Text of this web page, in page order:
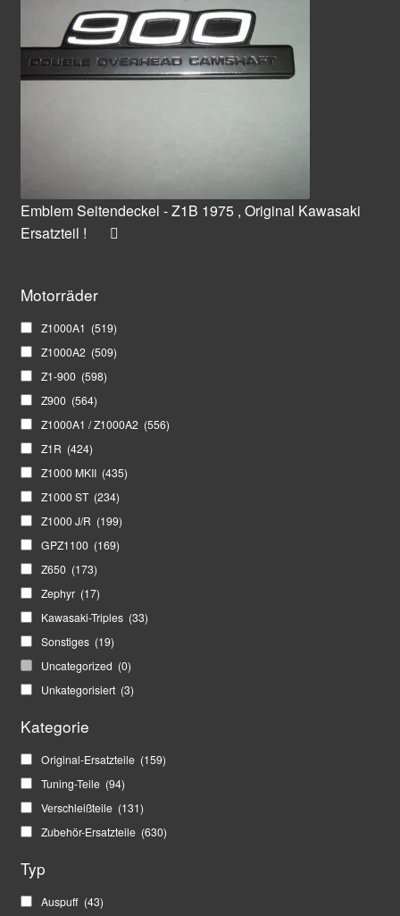
Emblem Seitendeckel - Z1B 1975 , Original Kawasaki
Ersatzteil !
Motorräder
Z1000A1 (519)
Z1000A2 (509)
Z1-900 (598)
Z900 (564)
Z1000A1 / Z1000A2 (556)
Z1R (424)
Z1000 MKII (435)
Z1000 ST (234)
Z1000 J/R (199)
GPZ1100 (169)
Z650 (173)
Zephyr (17)
Kawasaki-Triples (33)
Sonstiges (19)
Uncategorized (0)
Unkategorisiert (3)
Kategorie
Original-Ersatzteile (159)
Tuning-Teile (94)
Verschleißteile (131)
Zubehör-Ersatzteile (630)
Typ
Auspuff (43)